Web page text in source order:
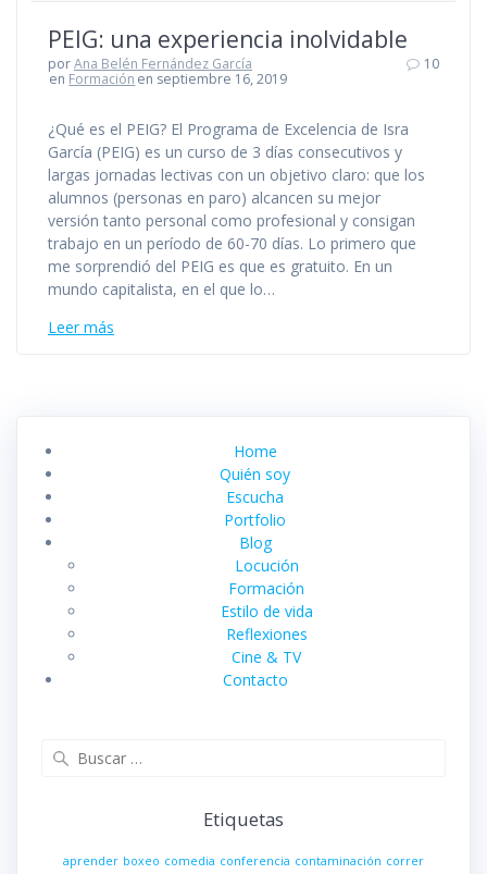
PEIG: una experiencia inolvidable
porAna Belén Fernández García
en Formación en septiembre 16, 2019
10
¿Qué es el PEIG? El Programa de Excelencia de Isra
García (PEIG) es un curso de 3 días consecutivos y
largas jornadas lectivas con un objetivo claro: que los
alumnos (personas en paro) alcancen su mejor
versión tanto personal como profesional y consigan
trabajo en un período de 60-70 días. Lo primero que
me sorprendió del PEIG es que es gratuito. En un
mundo capitalista, en el que lo…
Leer más
Home
Quién soy
Escucha
Portfolio
Blog
Locución
Formación
Estilo de vida
Reflexiones
Cine & TV
Contacto
Etiquetas
aprender boxeo comedia conferencia contaminación correr